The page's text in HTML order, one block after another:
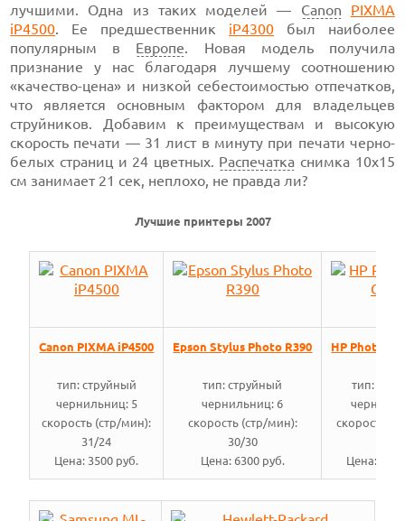
лучшими. Одна из таких моделей — Canon
PIXMA
iP4500. Ее предшественник iP4300был наиболее
популярным в Европе. Новая модель получила
признание у нас благодаря лучшему соотношению
«качество-цена» и низкой себестоимостью отпечатков,
что является основным фактором для владельцев
струйников. Добавим к преимуществам и высокую
скорость печати — 31 лист в минуту при печати черно-
белых страниц и 24 цветных. Распечатка снимка 10х15
см занимает 21 сек, неплохо, не правда ли?
Лучшие принтеры 2007
Canon PIXMA iP4500
тип: струйный
чернильниц: 5
скорость (стр/мин):
31/24
Цена: 3500 руб.
Epson Stylus Photo R390
тип: струйный
чернильниц: 6
скорость (стр/мин):
30/30
Цена: 6300 руб.
HP
тип:
скорость
Цена: